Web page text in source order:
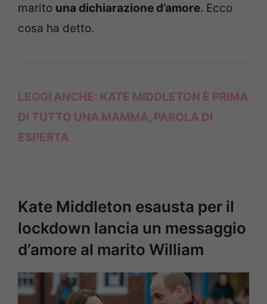
marito una dichiarazione d’amore. Ecco
cosa ha detto.
LEGGI ANCHE: KATE MIDDLETON È PRIMA
DI TUTTO UNA MAMMA, PAROLA DI
ESPERTA
Kate Middleton esausta per il
lockdown lancia un messaggio
d’amore al marito William